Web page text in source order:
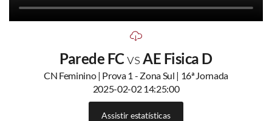
Parede FCvsAE Fisica D
CN Feminino | Prova 1 - Zona Sul | 16ª Jornada
2025-02-02 14:25:00
Assistir estatísticas